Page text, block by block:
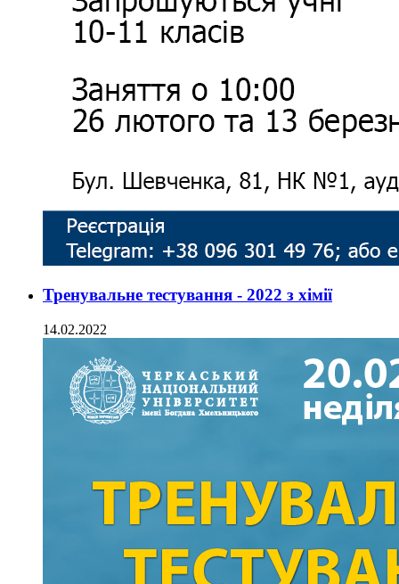
Тренувальне тестування - 2022 з хімії
14.02.2022